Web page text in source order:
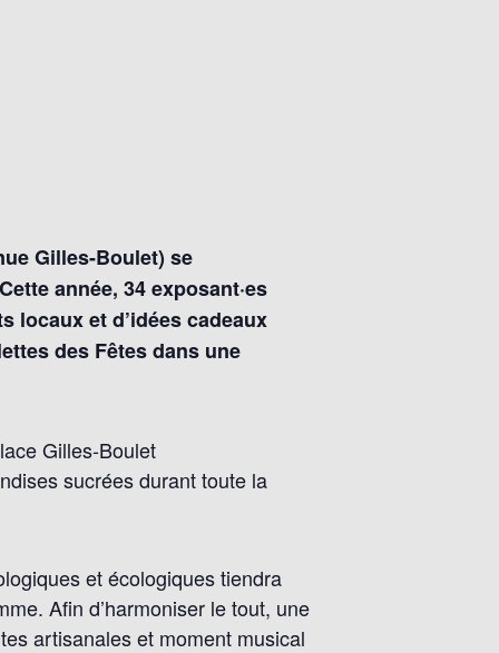
Gilles-Boulet) se
année, 34 exposant·es
locaux et d’idées cadeaux
des Fêtes dans une
Gilles-Boulet
sucrées durant toute la
et écologiques tiendra
Afin d’harmoniser le tout, une
artisanales et moment musical